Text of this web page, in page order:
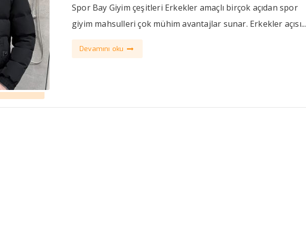
Spor Bay Giyim çeşitleri Erkekler amaçlı birçok açıdan spor
giyim mahsulleri çok mühim avantajlar sunar. Erkekler açısı...
Devamını oku